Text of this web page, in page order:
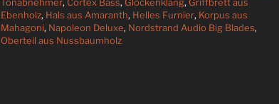
Ebenholz, Hals aus Amaranth, Helles Furnier, Korpus aus
Mahagoni, Napoleon Deluxe, Nordstrand Audio Big Blades,
Oberteil aus Nussbaumholz